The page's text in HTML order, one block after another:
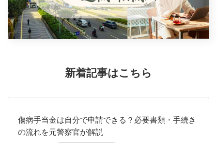
新着記事はこちら
傷病手当金は自分で申請できる？必要書類・手続き
の流れを元警察官が解説